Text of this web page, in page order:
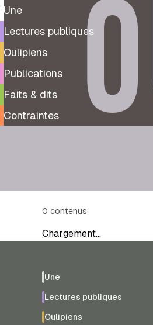
Une
Lectures publiques
Oulipiens
Publications
Faits & dits
Contraintes
0 contenus
Chargement…
Une
Lectures publiques
Oulipiens